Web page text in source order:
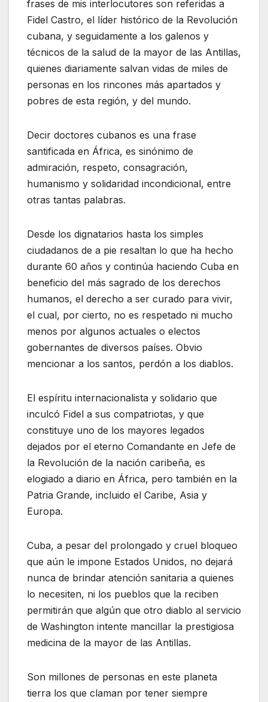
frases de mis interlocutores son referidas a
Fidel Castro, el líder histórico de la Revolución
cubana, y seguidamente a los galenos y
técnicos de la salud de la mayor de las Antillas,
quienes diariamente salvan vidas de miles de
personas en los rincones más apartados y
pobres de esta región, y del mundo.
Decir doctores cubanos es una frase
santificada en África, es sinónimo de
admiración, respeto, consagración,
humanismo y solidaridad incondicional, entre
otras tantas palabras.
Desde los dignatarios hasta los simples
ciudadanos de a pie resaltan lo que ha hecho
durante 60 años y continúa haciendo Cuba en
beneficio del más sagrado de los derechos
humanos, el derecho a ser curado para vivir,
el cual, por cierto, no es respetado ni mucho
menos por algunos actuales o electos
gobernantes de diversos países. Obvio
mencionar a los santos, perdón a los diablos.
El espíritu internacionalista y solidario que
inculcó Fidel a sus compatriotas, y que
constituye uno de los mayores legados
dejados por el eterno Comandante en Jefe de
la Revolución de la nación caribeña, es
elogiado a diario en África, pero también en la
Patria Grande, incluido el Caribe, Asia y
Europa.
Cuba, a pesar del prolongado y cruel bloqueo
que aún le impone Estados Unidos, no dejará
nunca de brindar atención sanitaria a quienes
lo necesiten, ni los pueblos que la reciben
permitirán que algún que otro diablo al servicio
de Washington intente mancillar la prestigiosa
medicina de la mayor de las Antillas.
Son millones de personas en este planeta
tierra los que claman por tener siempre